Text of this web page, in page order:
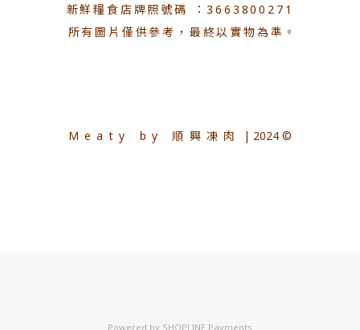
新鮮糧食店牌照號碼 ：3663800271
所有圖片僅供參考，最終以實物為準。
Meaty by 順興凍肉 | 2024 ©
Powered by SHOPLINE Payments